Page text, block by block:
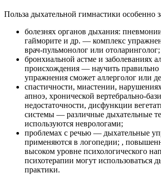
Польза дыхательной гимнастики особенно
болезнях органов дыхания:
гайморите и др. — комплекс
врач-пульмонолог или отоларинголог;
бронхиальной астме и заболеваниях
происхождения — научить правильно
упражнения сможет аллерголог или
спастичности, миастении,
апноэ, хронической вертебрально-
недостаточности, дисфункции
системы — различные дыхательные
используются неврологами;
проблемах с речью — дыхательные
применяются в логопедии; ,
высоком уровне психологического
психотерапии могут использоваться
практики.